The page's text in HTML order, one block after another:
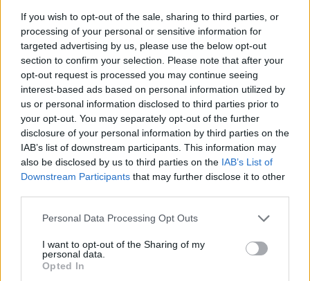
If you wish to opt-out of the sale, sharing to third parties, or
processing of your personal or sensitive information for
targeted advertising by us, please use the below opt-out
section to confirm your selection. Please note that after your
opt-out request is processed you may continue seeing
interest-based ads based on personal information utilized by
us or personal information disclosed to third parties prior to
your opt-out. You may separately opt-out of the further
disclosure of your personal information by third parties on the
IAB’s list of downstream participants. This information may
also be disclosed by us to third parties on the IAB’s List of
Downstream Participants that may further disclose it to other
Please note that this website/app uses one or more Google
not limited to your visit or usage behaviour. You may click to
grant or deny consent to Google and its third-party tags to
use your data for below specified purposes in below Google
Personal Data Processing Opt Outs
I want to opt-out of the Sharing of my
personal data.
Opted In
15 éve eltemettem a
fiamat, aztán
felvettem egy…
3 évesen fogadtam
örökbe a kislányt egy
halálos…
A feleségem ikreknek
adott életet, mégis
teljesen…
A padláson találtam
egy 1991-es levelet
az első…
Évekig gúnyoltak az
osztálytársaim a
miatt.
A férjem temetésén
koporsót, hogy ott…